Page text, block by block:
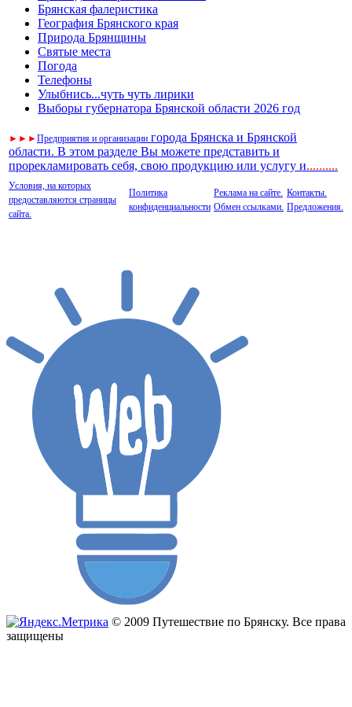
Брянская фалеристика
География Брянского края
Природа Брянщины
Святые места
Погода
Телефоны
Улыбнись...чуть чуть лирики
Выборы губернатора Брянской области 2026 год
► ► ►Предприятия и организации города Брянска и Брянской
области. В этом разделе Вы можете представить и
прорекламировать себя, свою продукцию или услугу и..........
Условия, на которых
предоставляются страницы
сайта.
Политика
конфиденциальности
Реклама на сайте.
Обмен ссылками.
Контакты.
Предложения.
© 2009 Путешествие по Брянску. Все права
защищены